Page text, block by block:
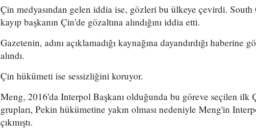
Çin medyasından gelen iddia ise, gözleri bu ülkeye çevirdi.
kayıp başkanın Çin'de gözaltına alındığını iddia etti.
Gazetenin, adını açıklamadığı kaynağına dayandırdığı
alındı.
Çin hükümeti ise sessizliğini koruyor.
Meng, 2016'da Interpol Başkanı olduğunda bu göreve seçilen ilk
grupları, Pekin hükümetine yakın olması nedeniyle Meng'in
çıkmıştı.